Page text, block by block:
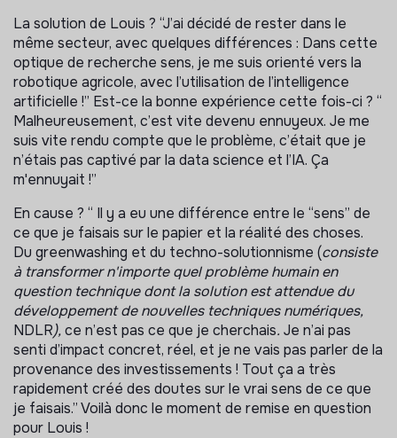
La solution de Louis ? “J’ai décidé de rester dans le
même secteur, avec quelques différences : Dans cette
optique de recherche sens, je me suis orienté vers la
robotique agricole, avec l’utilisation de l’intelligence
artificielle !” Est-ce la bonne expérience cette fois-ci ? “
Malheureusement, c’est vite devenu ennuyeux. Je me
suis vite rendu compte que le problème, c’était que je
n’étais pas captivé par la data science et l’IA. Ça
m'ennuyait !”
En cause ? “ Il y a eu une différence entre le “sens” de
ce que je faisais sur le papier et la réalité des choses.
Du greenwashing et du techno-solutionnisme (consiste
à transformer n'importe quel problème humain en
question technique dont la solution est attendue du
développement de nouvelles techniques numériques,
NDLR),ce n’est pas ce que je cherchais. Je n’ai pas
senti d’impact concret, réel, et je ne vais pas parler de la
provenance des investissements ! Tout ça a très
rapidement créé des doutes sur le vrai sens de ce que
je faisais.” Voilà donc le moment de remise en question
pour Louis !